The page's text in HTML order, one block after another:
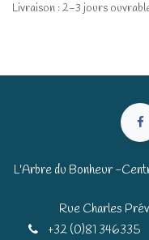
Livraison : 2-3 jours
L'Arbre du Bonheur -
Rue Charles
+32 (0)81 346335